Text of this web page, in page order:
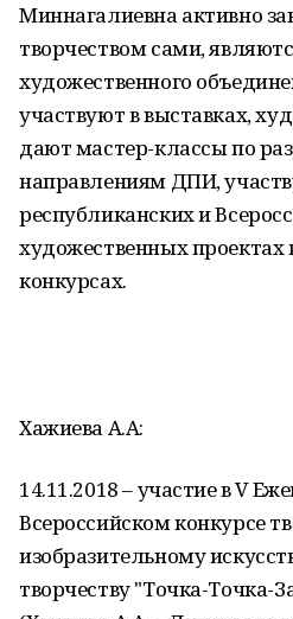
Миннагалиевна активно
творчеством сами,
художественного
участвуют в выставках,
дают мастер-классы по
направлениям ДПИ,
республиканских и
художественных
конкурсах.
Хажиева А.А:
14.11.2018 – участие в V
Всероссийском конкурсе
изобразительному
творчеству "Точка-Точка-